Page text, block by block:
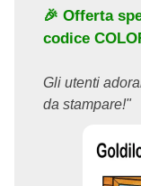
🎉 Offerta
codice
Gli utenti
da stampare!"